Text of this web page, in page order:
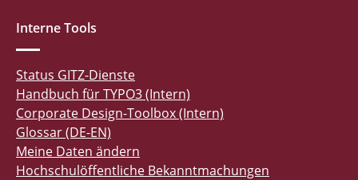
Interne Tools
Status GITZ-Dienste
Handbuch für TYPO3 (Intern)
Corporate Design-Toolbox (Intern)
Glossar (DE-EN)
Meine Daten ändern
Hochschulöffentliche Bekanntmachungen